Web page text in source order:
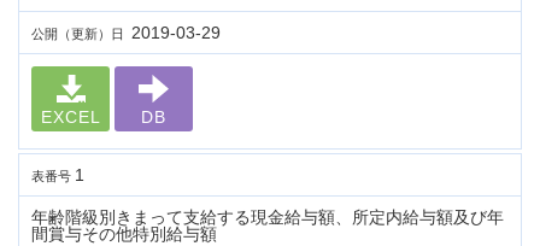
公開（更新）日 2019-03-29
EXCEL DB
表番号 1
年齢階級別きまって支給する現金給与額、所定内給与額及び年
間賞与その他特別給与額